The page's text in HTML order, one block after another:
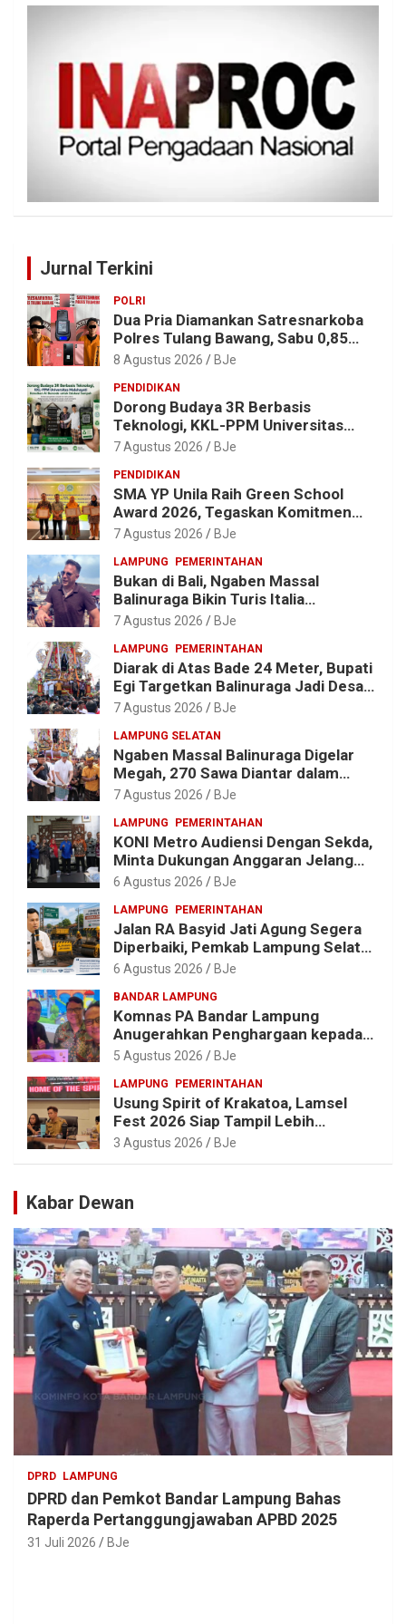
Jurnal Terkini
POLRI
Dua Pria Diamankan Satresnarkoba
Polres Tulang Bawang, Sabu 0,85
Gram dan Alat Hisap Disita
8 Agustus 2026 BJe
PENDIDIKAN
Dorong Budaya 3R Berbasis
Teknologi, KKL-PPM Universitas
Malahayati Kenalkan AI Barcode
7 Agustus 2026 BJe
PENDIDIKAN
SMA YP Unila Raih Green School
Award 2026, Tegaskan Komitmen
Wujudkan Sekolah Ramah
7 Agustus 2026 BJe
LAMPUNG PEMERINTAHAN
Bukan di Bali, Ngaben Massal
Balinuraga Bikin Turis Italia
Terpukau, Puluhan Ribu Orang Ikut
7 Agustus 2026 BJe
LAMPUNG PEMERINTAHAN
Diarak di Atas Bade 24 Meter, Bupati
Egi Targetkan Balinuraga Jadi Desa
Wisata Budaya 2027
7 Agustus 2026 BJe
LAMPUNG SELATAN
Ngaben Massal Balinuraga Digelar
Megah, 270 Sawa Diantar dalam
Tradisi Suci yang Gerakkan Ekonomi
7 Agustus 2026 BJe
LAMPUNG PEMERINTAHAN
KONI Metro Audiensi Dengan Sekda,
Minta Dukungan Anggaran Jelang
Porprov X Lampung
6 Agustus 2026 BJe
LAMPUNG PEMERINTAHAN
Jalan RA Basyid Jati Agung Segera
Diperbaiki, Pemkab Lampung Selatan
Alokasikan Rp1,13 Miliar
6 Agustus 2026 BJe
BANDAR LAMPUNG
Komnas PA Bandar Lampung
Anugerahkan Penghargaan kepada
Kombes Pol. Alfret Jacob Tilukay
5 Agustus 2026 BJe
LAMPUNG PEMERINTAHAN
Usung Spirit of Krakatoa, Lamsel
Fest 2026 Siap Tampil Lebih
Spektakuler dengan Empat Event
3 Agustus 2026 BJe
Kabar Dewan
DPRD LAMPUNG
DPRD dan Pemkot Bandar Lampung Bahas
Raperda Pertanggungjawaban APBD 2025
31 Juli 2026 BJe